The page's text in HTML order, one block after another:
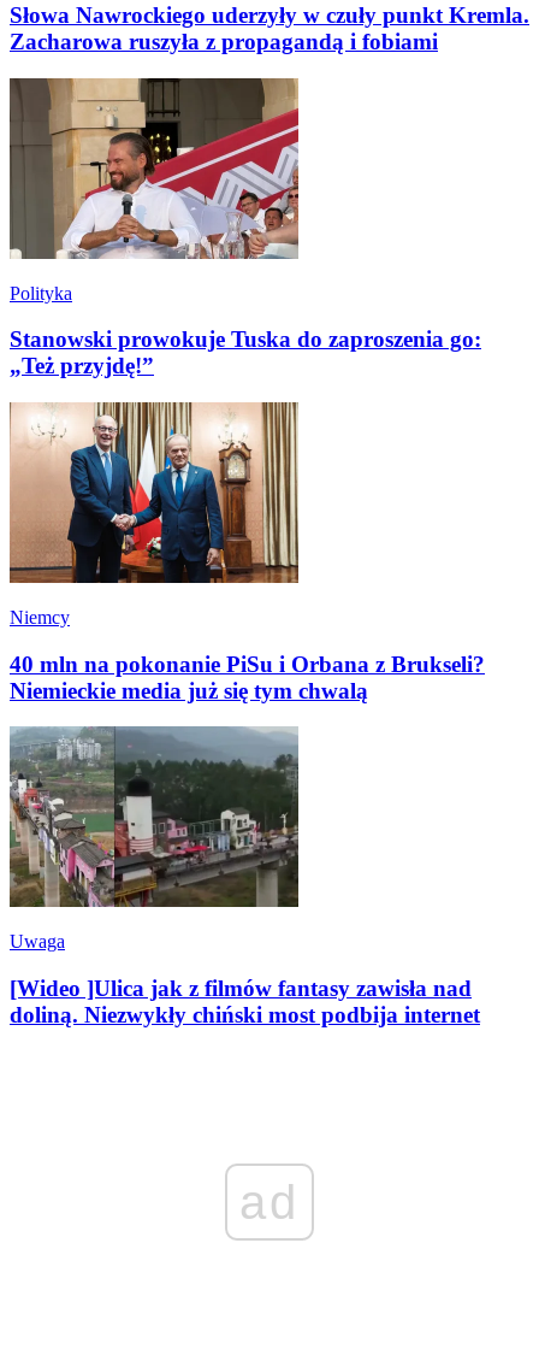
Słowa Nawrockiego uderzyły w czuły punkt Kremla.
Zacharowa ruszyła z propagandą i fobiami
Polityka
Stanowski prowokuje Tuska do zaproszenia go:
„Też przyjdę!”
Niemcy
40 mln na pokonanie PiSu i Orbana z Brukseli?
Niemieckie media już się tym chwalą
Uwaga
[Wideo ]Ulica jak z filmów fantasy zawisła nad
doliną. Niezwykły chiński most podbija internet
ad